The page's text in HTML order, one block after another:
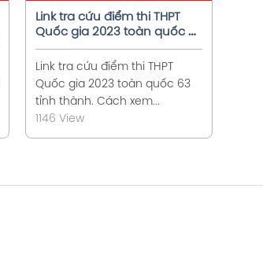
Link tra cứu điểm thi THPT
Quốc gia 2023 toàn quốc 63
tỉnh thành
Link tra cứu điểm thi THPT
Quốc gia 2023 toàn quốc 63
tỉnh thành. Cách xem...
1146 View